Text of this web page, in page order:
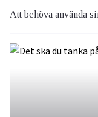
Att behöva använda